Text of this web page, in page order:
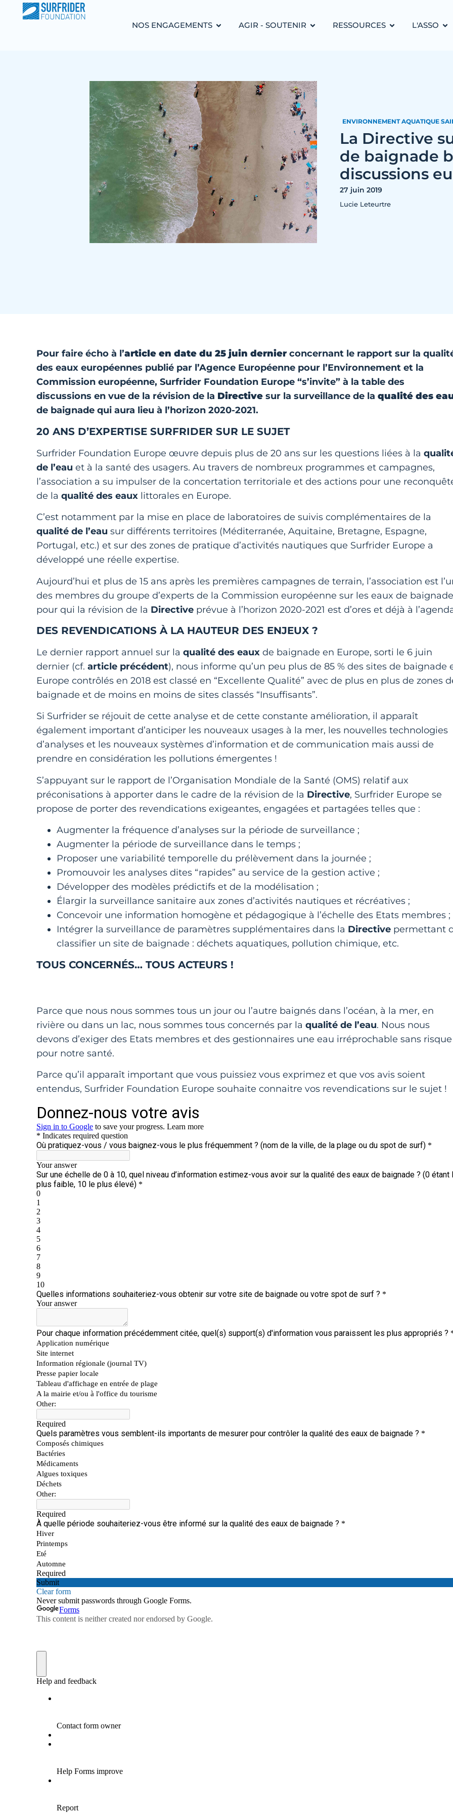
NOS ENGAGEMENTS AGIR - SOUTENIR RESSOURCES L'ASSO
ENVIRONNEMENT AQUATIQUE
La Directive
de baignade
discussions
27 juin 2019
Lucie Leteurtre
Pour faire écho à l’article en date du 25 juin dernier concernant le rapport sur la
des eaux européennes publié par l’Agence Européenne pour l’Environnement et la
Commission européenne, Surfrider Foundation Europe “s’invite” à la table des
discussions en vue de la révision de la Directive sur la surveillance de la qualité des
de baignade qui aura lieu à l’horizon 2020-2021.
20 ANS D’EXPERTISE SURFRIDER SUR LE SUJET
Surfrider Foundation Europe œuvre depuis plus de 20 ans sur les questions liées à la
de l’eau et à la santé des usagers. Au travers de nombreux programmes et campagnes,
l’association a su impulser de la concertation territoriale et des actions pour une
de la qualité des eaux littorales en Europe.
C’est notamment par la mise en place de laboratoires de suivis complémentaires de la
qualité de l’eau sur différents territoires (Méditerranée, Aquitaine, Bretagne, Espagne,
Portugal, etc.) et sur des zones de pratique d’activités nautiques que Surfrider Europe a
développé une réelle expertise.
Aujourd’hui et plus de 15 ans après les premières campagnes de terrain, l’association est
des membres du groupe d’experts de la Commission européenne sur les eaux de baignade
pour qui la révision de la Directive prévue à l’horizon 2020-2021 est d’ores et déjà à
DES REVENDICATIONS À LA HAUTEUR DES ENJEUX ?
Le dernier rapport annuel sur la qualité des eaux de baignade en Europe, sorti le 6 juin
dernier (cf. article précédent), nous informe qu’un peu plus de 85 % des sites de baignade
Europe contrôlés en 2018 est classé en “Excellente Qualité” avec de plus en plus de zones
baignade et de moins en moins de sites classés “Insuffisants”.
Si Surfrider se réjouit de cette analyse et de cette constante amélioration, il apparaît
également important d’anticiper les nouveaux usages à la mer, les nouvelles technologies
d’analyses et les nouveaux systèmes d’information et de communication mais aussi de
prendre en considération les pollutions émergentes !
S’appuyant sur le rapport de l’Organisation Mondiale de la Santé (OMS) relatif aux
préconisations à apporter dans le cadre de la révision de la Directive, Surfrider Europe se
propose de porter des revendications exigeantes, engagées et partagées telles que :
Augmenter la fréquence d’analyses sur la période de surveillance ;
Augmenter la période de surveillance dans le temps ;
Proposer une variabilité temporelle du prélèvement dans la journée ;
Promouvoir les analyses dites “rapides” au service de la gestion active ;
Développer des modèles prédictifs et de la modélisation ;
Élargir la surveillance sanitaire aux zones d’activités nautiques et récréatives ;
Concevoir une information homogène et pédagogique à l’échelle des Etats membres ;
Intégrer la surveillance de paramètres supplémentaires dans la Directive permettant
classifier un site de baignade : déchets aquatiques, pollution chimique, etc.
TOUS CONCERNÉS… TOUS ACTEURS !
Parce que nous nous sommes tous un jour ou l’autre baignés dans l’océan, à la mer, en
rivière ou dans un lac, nous sommes tous concernés par la qualité de l’eau. Nous nous
devons d’exiger des Etats membres et des gestionnaires une eau irréprochable sans risque
pour notre santé.
Parce qu’il apparaît important que vous puissiez vous exprimez et que vos avis soient
entendus, Surfrider Foundation Europe souhaite connaitre vos revendications sur le sujet !